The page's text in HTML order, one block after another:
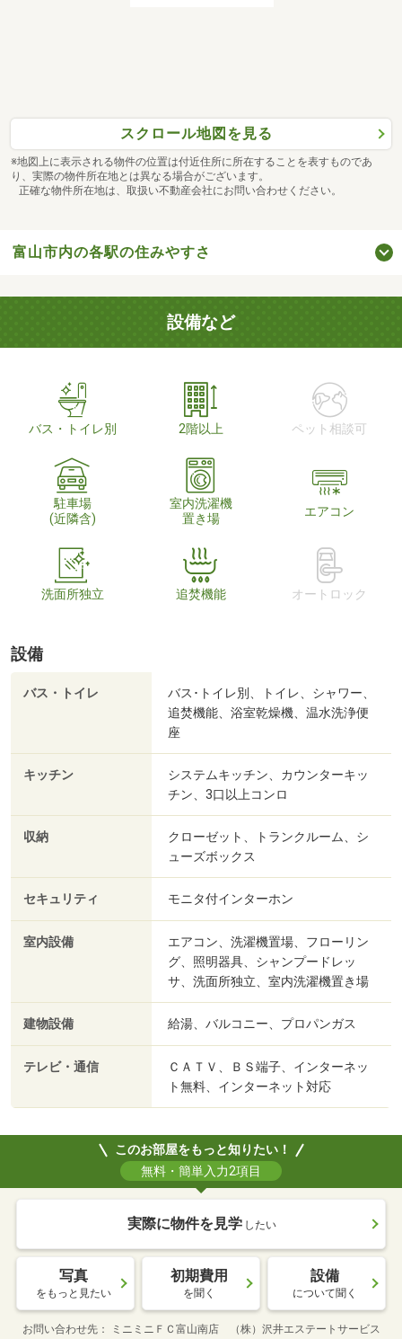
スクロール地図を見る
※地図上に表示される物件の位置は付近住所に所在することを表すものであ
り、実際の物件所在地とは異なる場合がございます。
正確な物件所在地は、取扱い不動産会社にお問い合わせください。
富山市内の各駅の住みやすさ
設備など
バス・トイレ別 2階以上 ペット相談可
駐車場
(近隣含)
室内洗濯機
置き場
エアコン
洗面所独立 追焚機能 オートロック
設備
バス・トイレ
バス･トイレ別、トイレ、シャワー、
追焚機能、浴室乾燥機、温水洗浄便
座
キッチン
システムキッチン、カウンターキッ
チン、3口以上コンロ
収納
クローゼット、トランクルーム、シ
ューズボックス
セキュリティ モニタ付インターホン
室内設備
エアコン、洗濯機置場、フローリン
グ、照明器具、シャンプードレッ
サ、洗面所独立、室内洗濯機置き場
建物設備 給湯、バルコニー、プロパンガス
テレビ・通信
ＣＡＴＶ、ＢＳ端子、インターネッ
ト無料、インターネット対応
このお部屋をもっと知りたい！
無料・簡単入力2項目
実際に物件を見学 したい
写真
をもっと見たい
初期費用
を聞く
設備
について聞く
お問い合わせ先 ミニミニＦＣ富山南店 （株）沢井エステートサービス